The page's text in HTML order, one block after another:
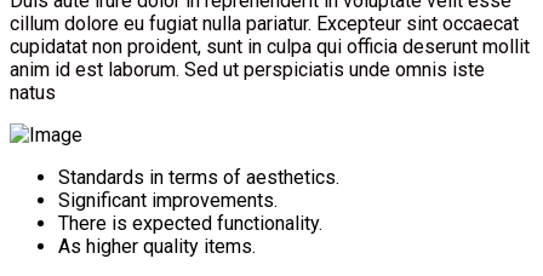
cillum dolore eu fugiat nulla pariatur. Excepteur sint occaecat
cupidatat non proident, sunt in culpa qui officia deserunt mollit
anim id est laborum. Sed ut perspiciatis unde omnis iste
natus
Standards in terms of aesthetics.
Significant improvements.
There is expected functionality.
As higher quality items.